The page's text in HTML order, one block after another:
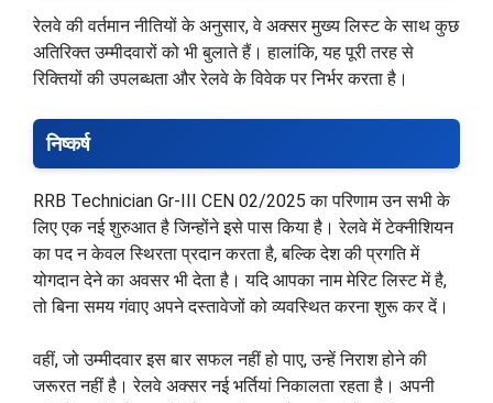
रेलवे की वर्तमान नीतियों के अनुसार, वे अक्सर मुख्य लिस्ट के साथ कुछ
अतिरिक्त उम्मीदवारों को भी बुलाते हैं। हालांकि, यह पूरी तरह से
रिक्तियों की उपलब्धता और रेलवे के विवेक पर निर्भर करता है।
निष्कर्ष
RRB Technician Gr-III CEN 02/2025 का परिणाम उन सभी के
लिए एक नई शुरुआत है जिन्होंने इसे पास किया है। रेलवे में टेक्नीशियन
का पद न केवल स्थिरता प्रदान करता है, बल्कि देश की प्रगति में
योगदान देने का अवसर भी देता है। यदि आपका नाम मेरिट लिस्ट में है,
तो बिना समय गंवाए अपने दस्तावेजों को व्यवस्थित करना शुरू कर दें।
वहीं, जो उम्मीदवार इस बार सफल नहीं हो पाए, उन्हें निराश होने की
जरूरत नहीं है। रेलवे अक्सर नई भर्तियां निकालता रहता है। अपनी